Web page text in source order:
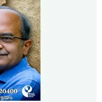
ഇളകിയ നിലയിൽ
സേവനങ്ങളുമായി
വിതരണം ചെയ്തു